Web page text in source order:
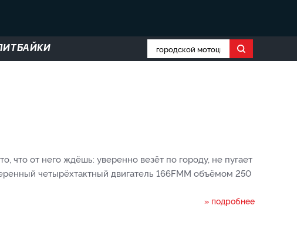
что от него ждёшь: уверенно везёт по городу, не пугает
четырёхтактный двигатель 166FMM объёмом 250
» подробнее